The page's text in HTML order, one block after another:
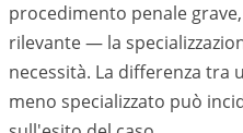
procedimento penale
rilevante — la
necessità. La differenza tra
meno specializzato può